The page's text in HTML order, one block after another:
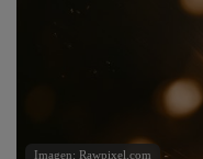
Imagen: Rawpixel.com